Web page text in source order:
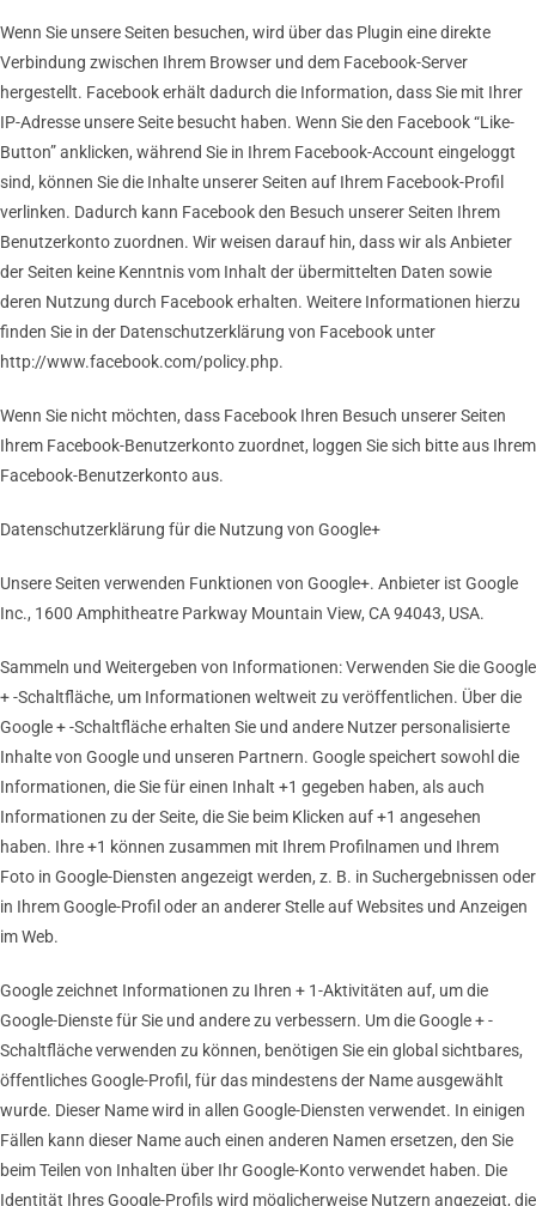
Wenn Sie unsere Seiten besuchen, wird über das Plugin eine direkte
Verbindung zwischen Ihrem Browser und dem Facebook-Server
hergestellt. Facebook erhält dadurch die Information, dass Sie mit Ihrer
IP-Adresse unsere Seite besucht haben. Wenn Sie den Facebook “Like-
Button” anklicken, während Sie in Ihrem Facebook-Account eingeloggt
sind, können Sie die Inhalte unserer Seiten auf Ihrem Facebook-Profil
verlinken. Dadurch kann Facebook den Besuch unserer Seiten Ihrem
Benutzerkonto zuordnen. Wir weisen darauf hin, dass wir als Anbieter
der Seiten keine Kenntnis vom Inhalt der übermittelten Daten sowie
deren Nutzung durch Facebook erhalten. Weitere Informationen hierzu
finden Sie in der Datenschutzerklärung von Facebook unter
http://www.facebook.com/policy.php.
Wenn Sie nicht möchten, dass Facebook Ihren Besuch unserer Seiten
Ihrem Facebook-Benutzerkonto zuordnet, loggen Sie sich bitte aus Ihrem
Facebook-Benutzerkonto aus.
Datenschutzerklärung für die Nutzung von Google+
Unsere Seiten verwenden Funktionen von Google+. Anbieter ist Google
Inc., 1600 Amphitheatre Parkway Mountain View, CA 94043, USA.
Sammeln und Weitergeben von Informationen: Verwenden Sie die Google
+ -Schaltfläche, um Informationen weltweit zu veröffentlichen. Über die
Google + -Schaltfläche erhalten Sie und andere Nutzer personalisierte
Inhalte von Google und unseren Partnern. Google speichert sowohl die
Informationen, die Sie für einen Inhalt +1 gegeben haben, als auch
Informationen zu der Seite, die Sie beim Klicken auf +1 angesehen
haben. Ihre +1 können zusammen mit Ihrem Profilnamen und Ihrem
Foto in Google-Diensten angezeigt werden, z. B. in Suchergebnissen oder
in Ihrem Google-Profil oder an anderer Stelle auf Websites und Anzeigen
im Web.
Google zeichnet Informationen zu Ihren + 1-Aktivitäten auf, um die
Google-Dienste für Sie und andere zu verbessern. Um die Google + -
Schaltfläche verwenden zu können, benötigen Sie ein global sichtbares,
öffentliches Google-Profil, für das mindestens der Name ausgewählt
wurde. Dieser Name wird in allen Google-Diensten verwendet. In einigen
Fällen kann dieser Name auch einen anderen Namen ersetzen, den Sie
beim Teilen von Inhalten über Ihr Google-Konto verwendet haben. Die
Identität Ihres Google-Profils wird möglicherweise Nutzern angezeigt, die